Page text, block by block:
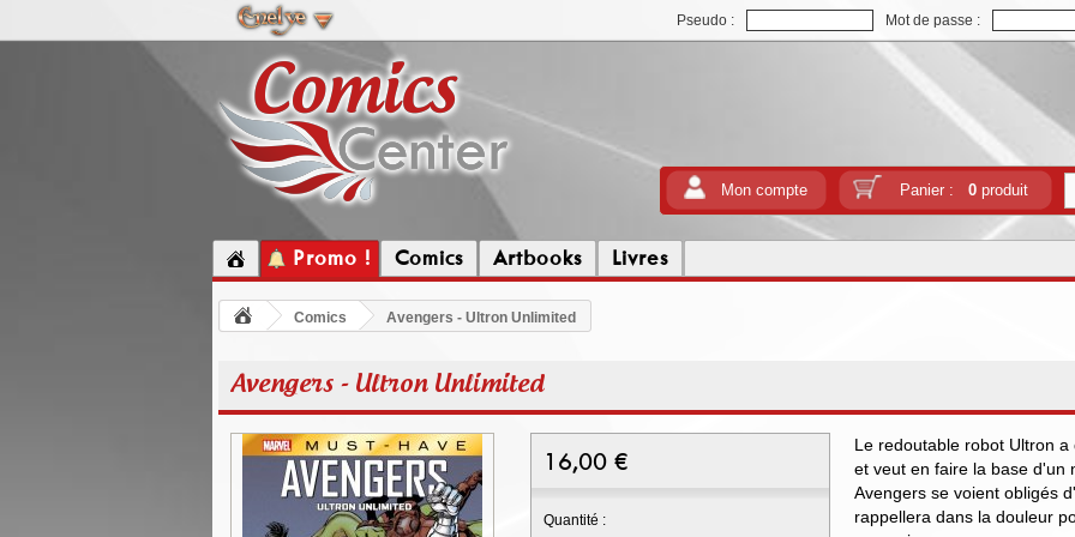
Pseudo : Mot de passe :
Mon compte Panier : 0produit
Promo ! Comics Artbooks Livres
Comics Avengers - Ultron Unlimited
Avengers - Ultron Unlimited
16,00 €
Quantité :
Le redoutable robot Ultron
et veut en faire la base d'un
Avengers se voient obligés
rappellera dans la douleur